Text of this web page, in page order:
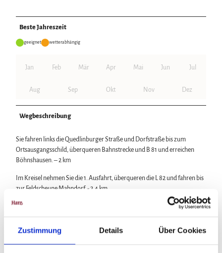
Zustimmung Details Über Cookies
Beste Jahreszeit
geeignet wetterabhängig
Jan Feb Mär Apr Mai Jun Jul
Aug Sep Okt Nov Dez
Wegbeschreibung
Sie fahren links die Quedlinburger Straße und Dorfstraße bis zum
Ortsausgangsschild, überqueren Bahnstrecke und B 81 und erreichen
Böhnshausen. – 2 km
Im Kreisel nehmen Sie die 1. Ausfahrt, überqueren die L 82 und fahren bis
zur Feldscheune Mahndorf. - 2,4 km
Hier verlassen Sie den Asphaltweg und biegen links auf einen
Kopfsteinweg. Dieser führt zum Gutspark Mahndorf. Über eine
Fußgängerbrücke erreichen Sie den Ort Mahndorf. - 0,6 km
Von Mahndorf geht die Tour auf der K 1324 nach Schachdorf Ströbeck. - 3